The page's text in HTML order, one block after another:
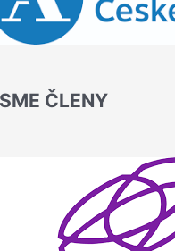
ČLENY